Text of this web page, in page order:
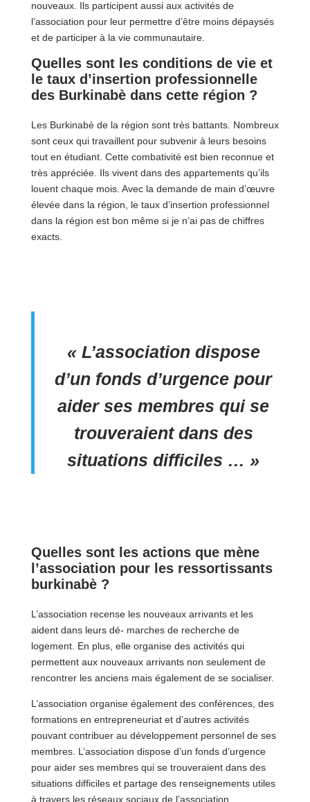
nouveaux. Ils participent aussi aux activités de
l’association pour leur permettre d’être moins dépaysés
et de participer à la vie communautaire.
Quelles sont les conditions de vie et
le taux d’insertion professionnelle
des Burkinabè dans cette région ?
Les Burkinabè de la région sont très battants. Nombreux
sont ceux qui travaillent pour subvenir à leurs besoins
tout en étudiant. Cette combativité est bien reconnue et
très appréciée. Ils vivent dans des appartements qu’ils
louent chaque mois. Avec la demande de main d’œuvre
élevée dans la région, le taux d’insertion professionnel
dans la région est bon même si je n’ai pas de chiffres
exacts.
« L’association dispose
d’un fonds d’urgence pour
aider ses membres qui se
trouveraient dans des
situations difficiles … »
Quelles sont les actions que mène
l’association pour les ressortissants
burkinabè ?
L’association recense les nouveaux arrivants et les
aident dans leurs dé- marches de recherche de
logement. En plus, elle organise des activités qui
permettent aux nouveaux arrivants non seulement de
rencontrer les anciens mais également de se socialiser.
L’association organise également des conférences, des
formations en entrepreneuriat et d’autres activités
pouvant contribuer au développement personnel de ses
membres. L’association dispose d’un fonds d’urgence
pour aider ses membres qui se trouveraient dans des
situations difficiles et partage des renseignements utiles
à travers les réseaux sociaux de l’association.